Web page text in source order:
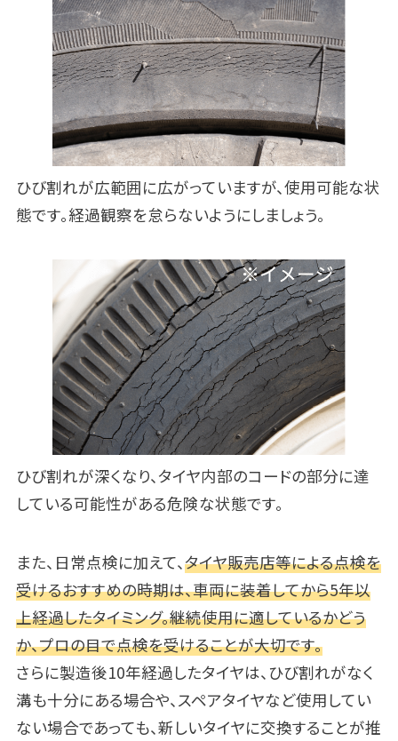
ひび割れが広範囲に広がっていますが、使用可能な状
態です。経過観察を怠らないようにしましょう。
ひび割れが深くなり、タイヤ内部のコードの部分に達
している可能性がある危険な状態です。
また、日常点検に加えて、タイヤ販売店等による点検を
受けるおすすめの時期は、車両に装着してから5年以
上経過したタイミング。継続使用に適しているかどう
か、プロの目で点検を受けることが大切です。
さらに製造後10年経過したタイヤは、ひび割れがなく
溝も十分にある場合や、スペアタイヤなど使用してい
ない場合であっても、新しいタイヤに交換することが推